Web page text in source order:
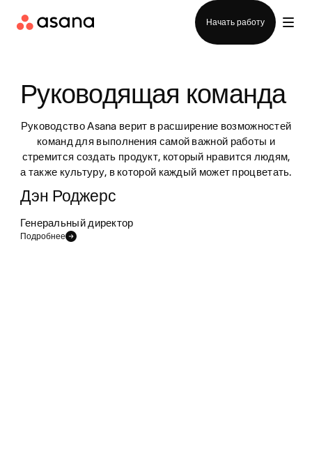
Начать работу
Руководящая команда
Руководство Asana верит в расширение возможностей
команд для выполнения самой важной работы и
стремится создать продукт, который нравится людям,
а также культуру, в которой каждый может процветать.
Дэн Роджерс
Генеральный директор
Подробнее